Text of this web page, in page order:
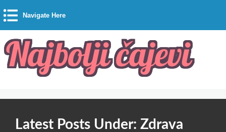
Navigate Here
Latest Posts Under: Zdrava